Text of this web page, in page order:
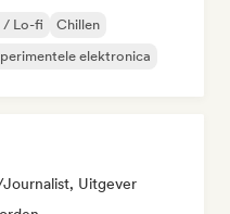
/ Lo-fi
Chillen
elektronica
Uitgever